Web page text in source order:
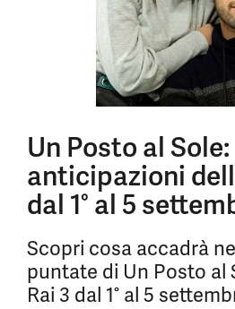
Un Posto al Sole:
anticipazioni
dal 1° al 5
Scopri cosa accadrà
puntate di Un Posto al
Rai 3 dal 1° al 5